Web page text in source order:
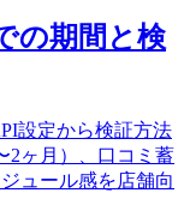
の期間と検
設定から検証方法
2ヶ月）、口コミ蓄
ュール感を店舗向